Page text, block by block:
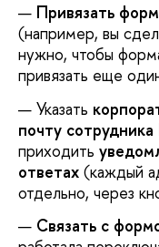
Привязать
(например, вы
нужно, чтобы
привязать еще
Указать
почту
приходить
ответах (каждый
отдельно, через
Связать с